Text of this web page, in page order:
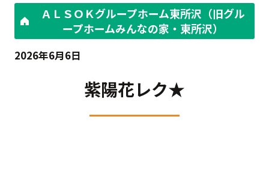
ＡＬＳＯＫグループホーム東所沢（旧グル
ープホームみんなの家・東所沢）
2026年6月6日
紫陽花レク★